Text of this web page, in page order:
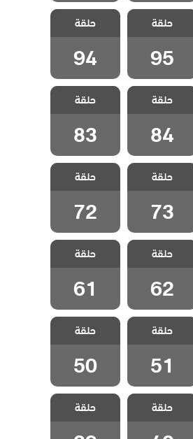
مسلسل الفناء
مدبلج الحلقة 95
حلقة
95
مسلسل الفناء
مدبلج الحلقة 94
حلقة
94
مسلسل الفناء
مدبلج الحلقة 84
حلقة
84
مسلسل الفناء
مدبلج الحلقة 83
حلقة
83
مسلسل الفناء
مدبلج الحلقة 73
حلقة
73
مسلسل الفناء
مدبلج الحلقة 72
حلقة
72
مسلسل الفناء
مدبلج الحلقة 62
حلقة
62
مسلسل الفناء
مدبلج الحلقة 61
حلقة
61
مسلسل الفناء
مدبلج الحلقة 51
حلقة
51
مسلسل الفناء
مدبلج الحلقة 50
حلقة
50
مسلسل الفناء
مدبلج الحلقة 40
حلقة
مسلسل الفناء
مدبلج الحلقة 39
حلقة